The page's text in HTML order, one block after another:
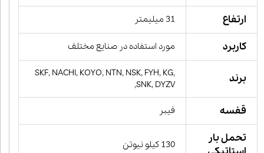
ارتفاع 31 میلیمتر
کاربرد مورد استفاده در صنایع مختلف
برند
SKF, NACHI, KOYO, NTN, NSK, FYH, KG,
SNK, DYZV,
قفسه فیبر
تحمل بار
130 کیلو نیوتن